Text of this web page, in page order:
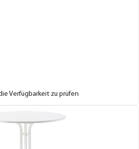
Verfügbarkeit zu prüfen